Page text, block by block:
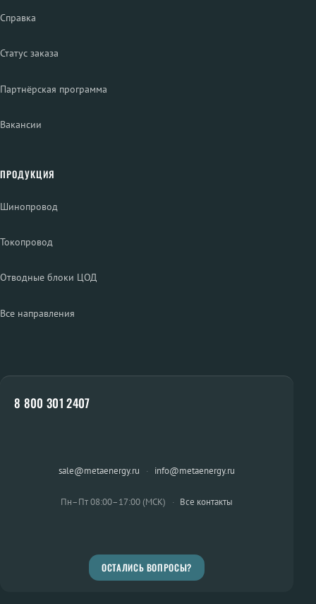
Справка
Статус заказа
Партнёрская программа
Вакансии
ПРОДУКЦИЯ
Шинопровод
Токопровод
Отводные блоки ЦОД
Все направления
8 800 301 2407
sale@metaenergy.ru · info@metaenergy.ru
Пн–Пт 08:00–17:00 (МСК) · Все контакты
ОСТАЛИСЬ ВОПРОСЫ?